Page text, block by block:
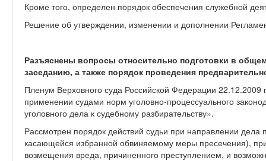
Кроме того, определен порядок обеспечения служебной
Решение об утверждении, изменении и дополнении
Разъяснены вопросы относительно подготовки в
заседанию, а также порядок проведения
Пленум Верховного суда Российской Федерации
применении судами норм уголовно-процессуального
уголовного дела к судебному разбирательству».
Рассмотрен порядок действий судьи при направлении дела
касающейся избранной обвиняемому меры пресечения),
возмещения вреда, причиненного преступлением, и